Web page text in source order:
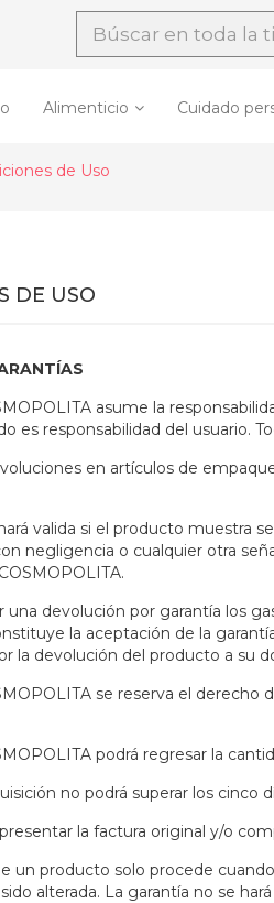
Alimenticio Cuidado
de Uso
DE USO
asume la
es responsabilidad del usuario.
en artículos de
valida si el producto muestra
negligencia o cualquier otra
una devolución por garantía los
la aceptación de la
la devolución del producto a su
se reserva el
podrá regresar la
no podrá superar los cinco
la factura original y/o
un producto solo procede
alterada. La garantía no se